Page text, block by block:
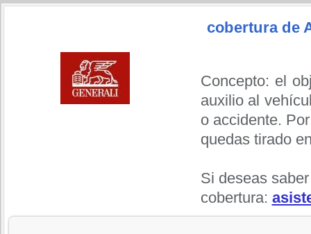
cobertura de
Concepto: el
auxilio al
o accidente.
quedas tirado
Si deseas
cobertura: